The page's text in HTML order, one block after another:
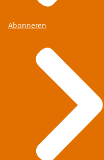
Abonneren